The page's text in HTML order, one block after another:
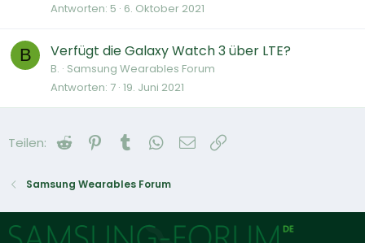
Antworten 5 6. Oktober 2021
B Verfügt die Galaxy Watch 3 über LTE?
B. Samsung Wearables Forum
Antworten 7 19. Juni 2021
Teilen: Reddit Pinterest
Tumblr WhatsApp
E-Mail
Samsung Wearables Forum